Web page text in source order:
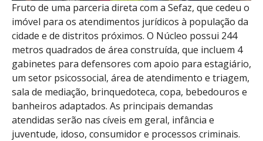
Fruto de uma parceria direta com a Sefaz, que cedeu o
imóvel para os atendimentos jurídicos à população da
cidade e de distritos próximos. O Núcleo possui 244
metros quadrados de área construída, que incluem 4
gabinetes para defensores com apoio para estagiário,
um setor psicossocial, área de atendimento e triagem,
sala de mediação, brinquedoteca, copa, bebedouros e
banheiros adaptados. As principais demandas
atendidas serão nas cíveis em geral, infância e
juventude, idoso, consumidor e processos criminais.